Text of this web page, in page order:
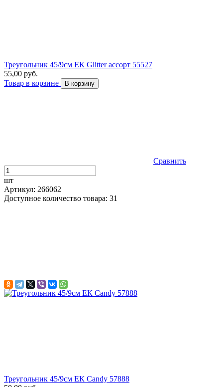
Треугольник 45/9см ЕК Glitter ассорт 55527
55,00 руб.
Товар в корзине
В корзину
Сравнить
шт
Артикул: 266062
Доступное количество товара: 31
Треугольник 45/9см ЕК Candy 57888